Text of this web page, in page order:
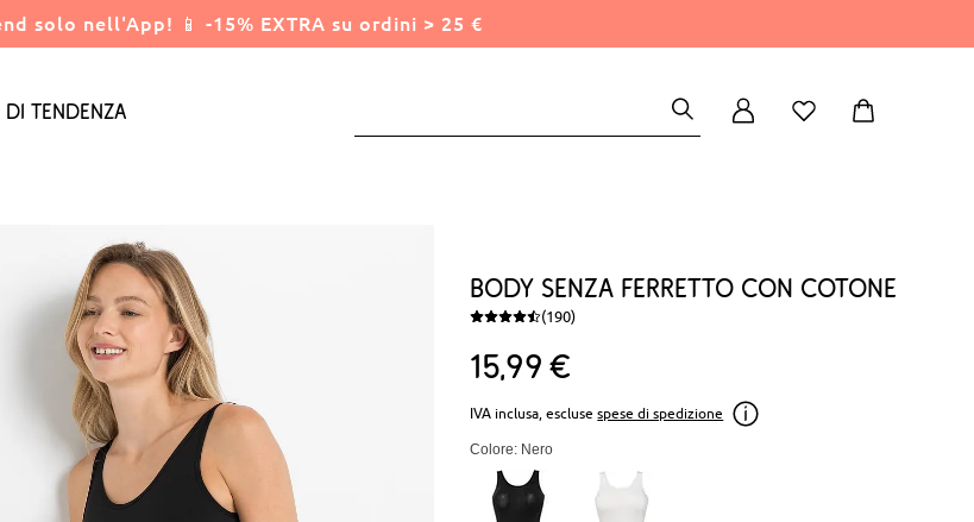
solo nell'App! 📱 -15% EXTRA su ordini > 25 €
Di tendenza
Body senza ferretto con cotone
(190)
1599 €
IVA inclusa, escluse spese di spedizione
Colore: Nero